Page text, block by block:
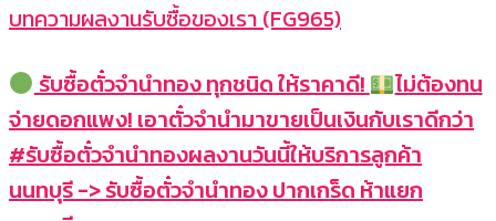
บทความผลงานรับซื้อของเรา (FG965)
รับซื้อตั๋วจำนำทอง ทุกชนิด ให้ราคาดี!
ไม่ต้องทน
จ่ายดอกแพง! เอาตั๋วจำนำมาขายเป็นเงินกับเราดีกว่า
#รับซื้อตั๋วจำนำทองผลงานวันนี้ให้บริการลูกค้า
นนทบุรี -> รับซื้อตั๋วจำนำทอง ปากเกร็ด ห้าแยก